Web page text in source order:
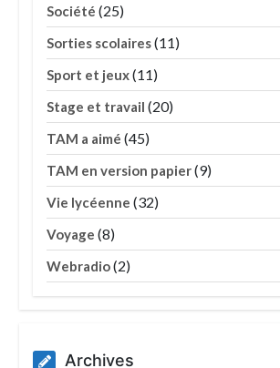
Société (25)
Sorties scolaires(11)
Sport et jeux(11)
Stage et travail (20)
TAM a aimé (45)
TAM en version papier(9)
Vie lycéenne (32)
Voyage (8)
Webradio(2)
Archives